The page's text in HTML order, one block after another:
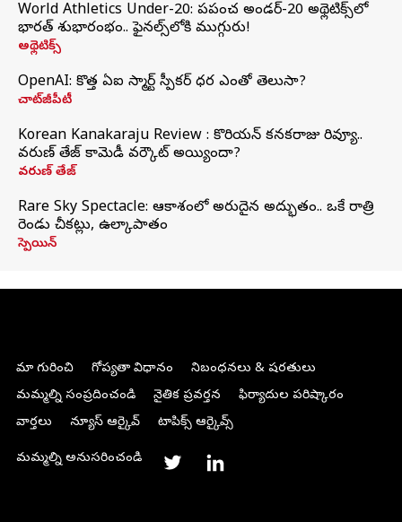
World Athletics Under-20: ప్రపంచ అండర్-20 అథ్లెటిక్స్‌లో
భారత్‌ శుభారంభం.. ఫైనల్స్‌లోకి ముగ్గురు!
అథ్లెటిక్స్
OpenAI: కొత్త ఏఐ స్మార్ట్ స్పీకర్ ధర ఎంతో తెలుసా?
చాట్‌జీపీటీ
Korean Kanakaraju Review : కొరియన్ కనకరాజు రివ్యూ..
వరుణ్ తేజ్ కామెడీ వర్కౌట్ అయ్యిందా?
వరుణ్ తేజ్
Rare Sky Spectacle: ఆకాశంలో అరుదైన అద్భుతం.. ఒకే రాత్రి
రెండు చీకట్లు, ఉల్కాపాతం
స్పెయిన్
మా గురించి గోప్యతా విధానం
నిబంధనలు & షరతులు
మమ్మల్ని సంప్రదించండి
నైతిక ప్రవర్తన
ఫిర్యాదుల పరిష్కారం
వార్తలు
న్యూస్ ఆర్కైవ్ టాపిక్స్ ఆర్కైవ్స్
మమ్మల్ని అనుసరించండి